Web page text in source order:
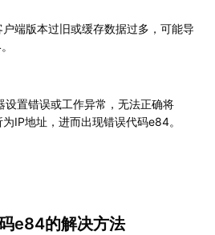
户端版本过旧或缓存数据过多，可能导
设置错误或工作异常，无法正确将
IP地址，进而出现错误代码e84。
e84的解决方法